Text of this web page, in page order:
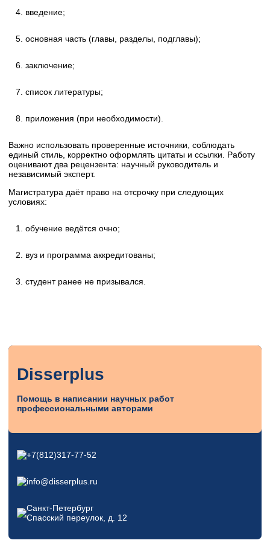
введение;
основная часть (главы, разделы, подглавы);
заключение;
список литературы;
приложения (при необходимости).
Важно использовать проверенные источники, соблюдать
единый стиль, корректно оформлять цитаты и ссылки. Работу
оценивают два рецензента: научный руководитель и
независимый эксперт.
Магистратура даёт право на отсрочку при следующих
условиях:
обучение ведётся очно;
вуз и программа аккредитованы;
студент ранее не призывался.
Disserplus
Помощь в написании научных работ
профессиональными авторами
+7(812)317-77-52
info@disserplus.ru
Санкт-Петербург
Спасский переулок, д. 12